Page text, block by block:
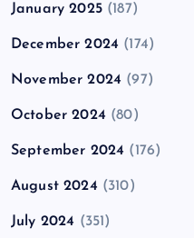
January 2025(187)
December 2024 (174)
November 2024 (97)
October 2024 (80)
September 2024 (176)
August 2024 (310)
July 2024 (351)